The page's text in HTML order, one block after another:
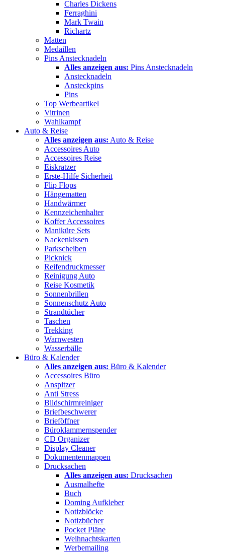
Charles Dickens
Ferraghini
Mark Twain
Richartz
Matten
Medaillen
Pins Anstecknadeln
Alles anzeigen aus: Pins Anstecknadeln
Anstecknadeln
Ansteckpins
Pins
Top Werbeartikel
Vitrinen
Wahlkampf
Auto & Reise
Alles anzeigen aus: Auto & Reise
Accessoires Auto
Accessoires Reise
Eiskratzer
Erste-Hilfe Sicherheit
Flip Flops
Hängematten
Handwärmer
Kennzeichenhalter
Koffer Accessoires
Maniküre Sets
Nackenkissen
Parkscheiben
Picknick
Reifendruckmesser
Reinigung Auto
Reise Kosmetik
Sonnenbrillen
Sonnenschutz Auto
Strandtücher
Taschen
Trekking
Warnwesten
Wasserbälle
Büro & Kalender
Alles anzeigen aus: Büro & Kalender
Accessoires Büro
Anspitzer
Anti Stress
Bildschirmreiniger
Briefbeschwerer
Brieföffner
Büroklammernspender
CD Organizer
Display Cleaner
Dokumentenmappen
Drucksachen
Alles anzeigen aus: Drucksachen
Ausmalhefte
Buch
Doming Aufkleber
Notizblöcke
Notizbücher
Pocket Pläne
Weihnachtskarten
Werbemailing